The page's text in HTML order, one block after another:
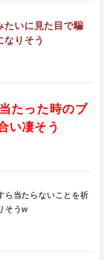
たいに見た目で騙
なりそう
たった時のブ
い凄そう
ら当たらないことを祈
そうw